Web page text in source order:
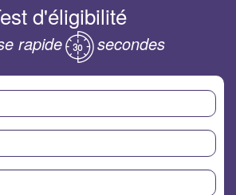
d'éligibilité
rapide secondes